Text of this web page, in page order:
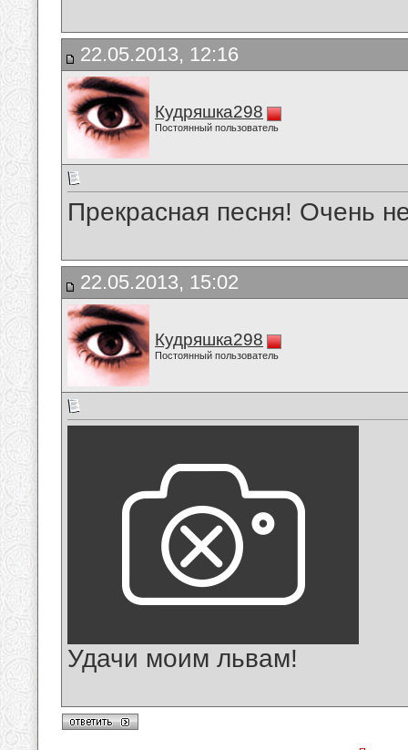
22.05.2013, 12:16
Кудряшка298
Постоянный пользователь
Прекрасная песня! Очень
22.05.2013, 15:02
Кудряшка298
Постоянный пользователь
Удачи моим львам!